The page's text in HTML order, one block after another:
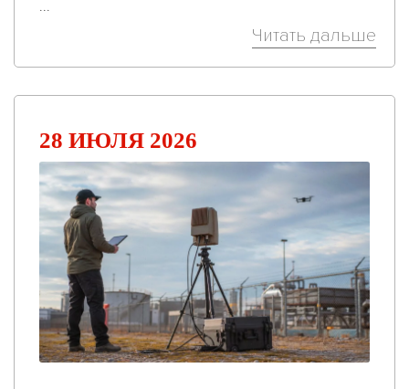
...
Читать дальше
28 ИЮЛЯ 2026